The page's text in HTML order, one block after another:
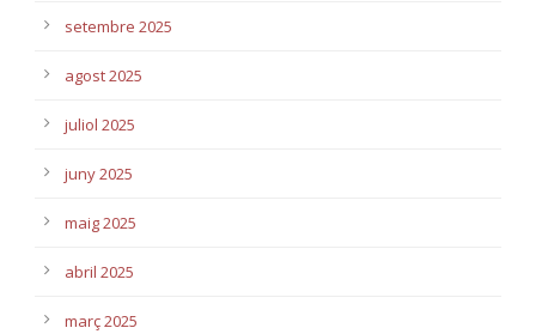
setembre 2025
agost 2025
juliol 2025
juny 2025
maig 2025
abril 2025
març 2025